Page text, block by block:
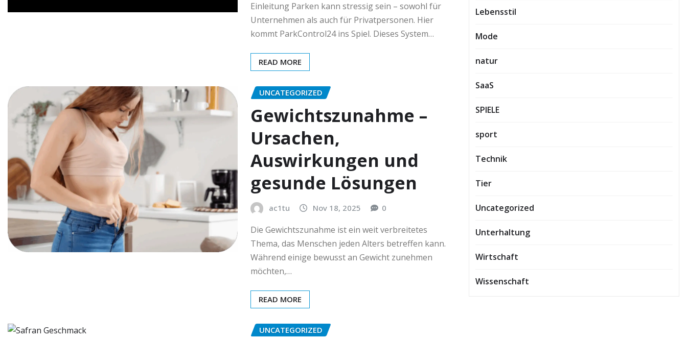
Einleitung Parken kann stressig sein – sowohl für
Unternehmen als auch für Privatpersonen. Hier
kommt ParkControl24 ins Spiel. Dieses System…
READ MORE
UNCATEGORIZED
Gewichtszunahme –
Ursachen,
Auswirkungen und
gesunde Lösungen
ac1tu Nov 18, 2025 0
Die Gewichtszunahme ist ein weit verbreitetes
Thema, das Menschen jeden Alters betreffen kann.
Während einige bewusst an Gewicht zunehmen
möchten,…
READ MORE
UNCATEGORIZED
Lebensstil
Mode
natur
SaaS
SPIELE
sport
Technik
Tier
Uncategorized
Unterhaltung
Wirtschaft
Wissenschaft